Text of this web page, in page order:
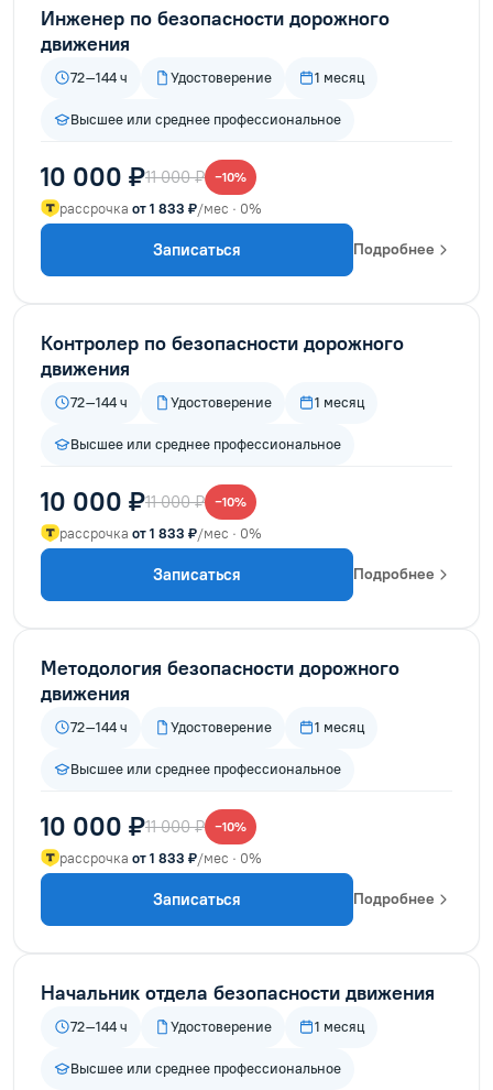
Инженер по безопасности дорожного
движения
72–144 ч Удостоверение 1 месяц
Высшее или среднее профессиональное
10 000 ₽11 000 ₽ −10%
рассрочка от 1 833 ₽/мес · 0%
Записаться Подробнее
Контролер по безопасности дорожного
движения
72–144 ч Удостоверение 1 месяц
Высшее или среднее профессиональное
10 000 ₽11 000 ₽ −10%
рассрочка от 1 833 ₽/мес · 0%
Записаться Подробнее
Методология безопасности дорожного
движения
72–144 ч Удостоверение 1 месяц
Высшее или среднее профессиональное
10 000 ₽11 000 ₽ −10%
рассрочка от 1 833 ₽/мес · 0%
Записаться Подробнее
Начальник отдела безопасности движения
72–144 ч Удостоверение 1 месяц
Высшее или среднее профессиональное